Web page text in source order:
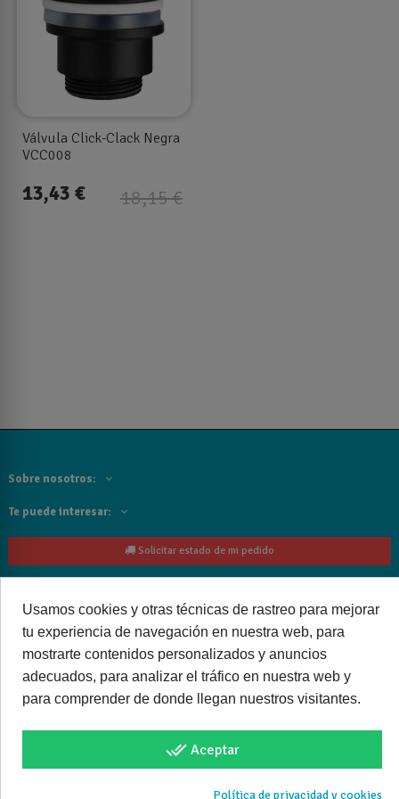
Válvula Click-Clack Negra
VCC008
18,15 €
13,43 €
Sobre nosotros:
Te puede interesar:
Solicitar estado de mi pedido
Siguenos
Copyright © 2025 bañoweb- Todos los derechos reservados
Usamos cookies y otras técnicas de rastreo para mejorar
tu experiencia de navegación en nuestra web, para
mostrarte contenidos personalizados y anuncios
adecuados, para analizar el tráfico en nuestra web y
para comprender de donde llegan nuestros visitantes.
done_all Aceptar
Política de privacidad y cookies